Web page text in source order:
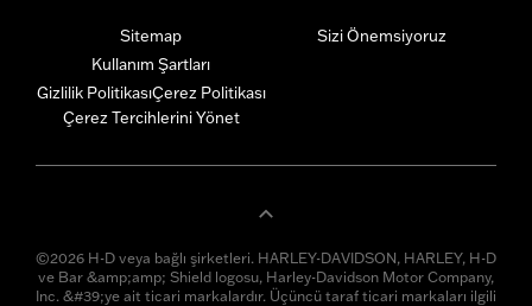
Sitemap
Kullanım Şartları
Gizlilik PolitikasıÇerez Politikası
Çerez Tercihlerini Yönet
Sizi Önemsiyoruz
©2026 H-D veya bağlı şirketleri. HARLEY-DAVIDSON, HARLEY, H-D
ve Bar &amp;amp; Shield logosu, Harley-Davidson Motor Company,
Inc. &#39;ye ait ticari markalardır. Üçüncü taraf ticari markaları ilgili